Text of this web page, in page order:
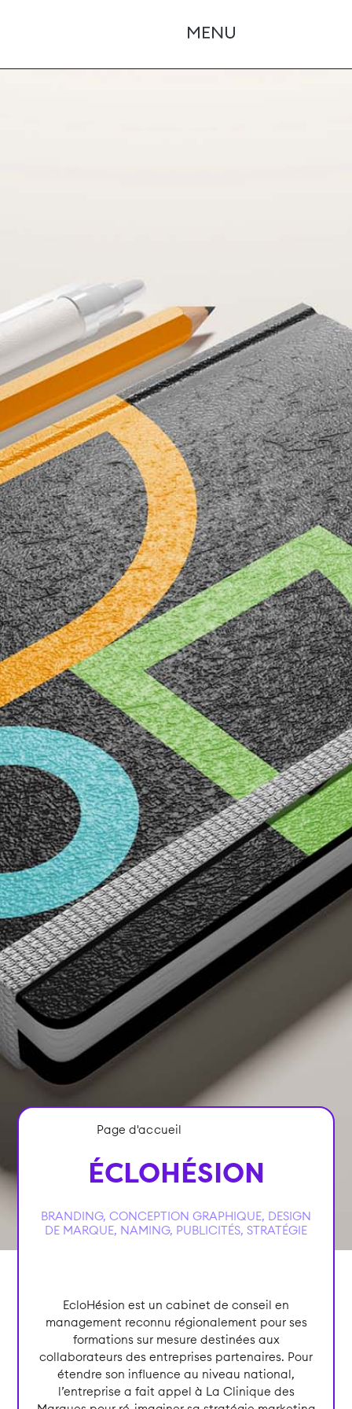
Page d'accueil
ÉCLOHÉSION
BRANDING, CONCEPTION GRAPHIQUE,
DESIGN
DE MARQUE, NAMING, PUBLICITÉS, STRATÉGIE
EcloHésion est un cabinet de conseil en
management reconnu régionalement pour ses
formations sur mesure destinées aux
collaborateurs des entreprises partenaires. Pour
étendre son influence au niveau national,
l’entreprise a fait appel à La Clinique des